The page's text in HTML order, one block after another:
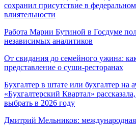
сохранил присутствие в
влиятельности
Работа Марии Бутиной в Госдуме
независимых аналитиков
От свидания до семейного ужина:
представление о суши-ресторанах
Бухгалтер в штате или бухгалтер на
«Бухгалтерский Квартал»
выбрать в 2026 году
Дмитрий Мельников: международная